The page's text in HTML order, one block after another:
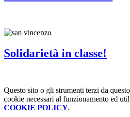
Solidarietà in classe!
Questo sito o gli strumenti terzi da
cookie necessari al funzionamento ed
COOKIE POLICY.